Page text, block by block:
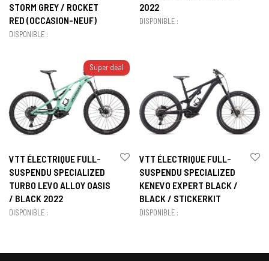
STORM GREY / ROCKET
RED (OCCASION-NEUF)
DISPONIBLE :
2022
DISPONIBLE :
Super deal
VTT ÉLECTRIQUE FULL-
SUSPENDU SPECIALIZED
TURBO LEVO ALLOY OASIS
/ BLACK 2022
DISPONIBLE :
VTT ÉLECTRIQUE FULL-
SUSPENDU SPECIALIZED
KENEVO EXPERT BLACK /
BLACK / STICKERKIT
DISPONIBLE :